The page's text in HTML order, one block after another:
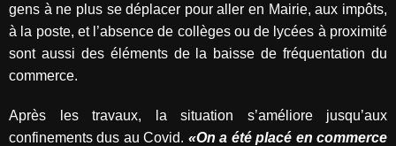
gens à ne plus se déplacer pour aller en Mairie, aux impôts,
à la poste, et l’absence de collèges ou de lycées à proximité
sont aussi des éléments de la baisse de fréquentation du
commerce.
Après les travaux, la situation s’améliore jusqu’aux
confinements dus au Covid. «On a été placé en commerce